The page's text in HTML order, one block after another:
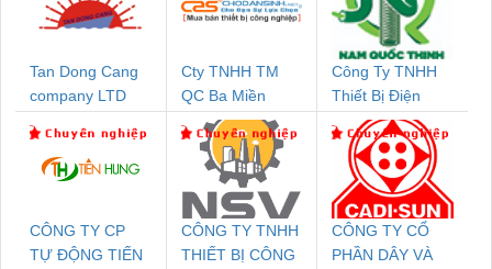
Tan Dong Cang
company LTD
Cty TNHH TM
QC Ba Miền
Công Ty TNHH
Thiết Bị Điện
Nam Quốc Thịnh
CÔNG TY CP
TỰ ĐỘNG TIẾN
CÔNG TY TNHH
THIẾT BỊ CÔNG
CÔNG TY CỔ
PHẦN DÂY VÀ